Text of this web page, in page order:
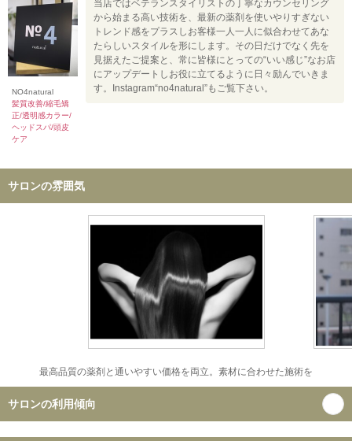
NO4natural
髪質改善/縮毛矯
正/透明感カラー/
ヘッドスパ/頭皮
ケア
当店ではベテランスタイリストの丁寧なカウンセリング
から始まる高い技術を、最新の薬剤を使いやりすぎない
トレンド感をプラスしお客様一人一人に似合わせてあな
たらしいスタイルを形にします。その日だけでなく先を
見据えたご提案と、常に皆様にとっての“いい感じ”なお店
にアップデートしお役に立てるように日々励んでいきま
す。Instagram“no4natural”もご覧下さい。
サロンの雰囲気
最高品質の薬剤と通いやすい価格を両立。素材に合わせた施術を
サロンの利用傾向